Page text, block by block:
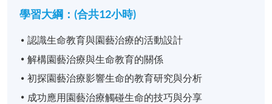
學習大綱：(合共12小時)
認識生命教育與園藝治療的活動設計
解構園藝治療與生命教育的關係
初探園藝治療影響生命的教育研究與分析
成功應用園藝治療觸碰生命的技巧與分享